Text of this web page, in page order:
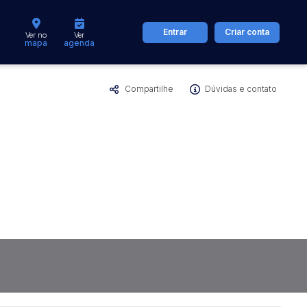
Cidade
Ver no
mapa
Ver
agenda
Entrar Criar conta
Compartilhe Dúvidas e contato